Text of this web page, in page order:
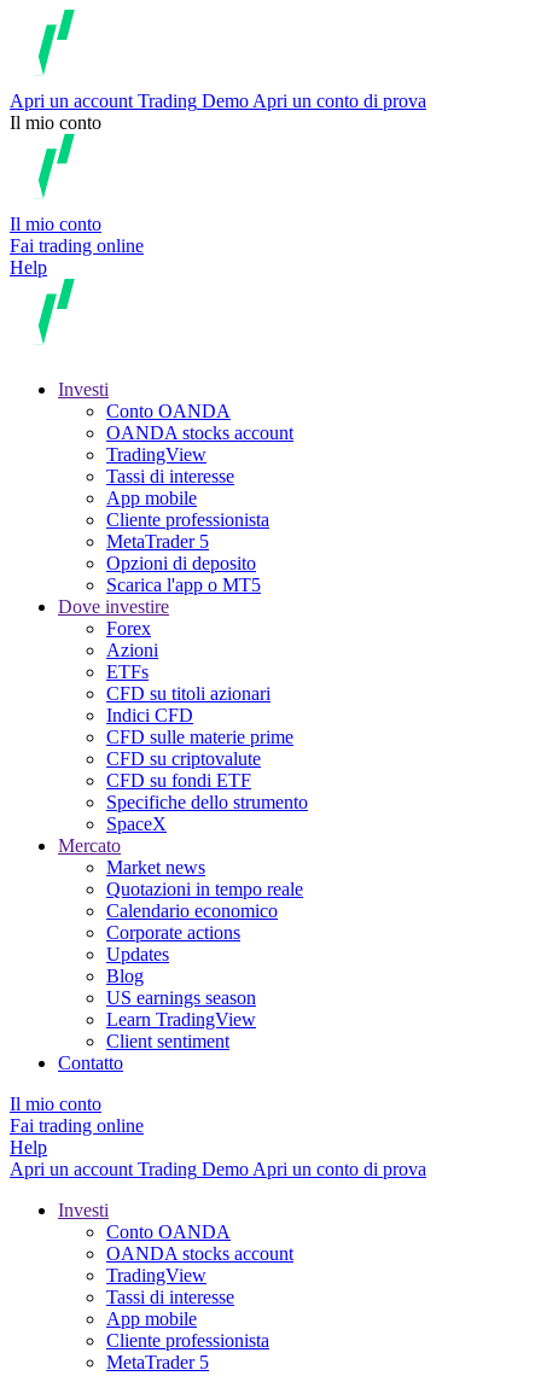
Apri un account Trading Demo Apri un conto di prova
Il mio conto
Il mio conto
Fai trading online
Help
Investi
Conto OANDA
OANDA stocks account
TradingView
Tassi di interesse
App mobile
Cliente professionista
MetaTrader 5
Opzioni di deposito
Scarica l'app o MT5
Dove investire
Forex
Azioni
ETFs
CFD su titoli azionari
Indici CFD
CFD sulle materie prime
CFD su criptovalute
CFD su fondi ETF
Specifiche dello strumento
SpaceX
Mercato
Market news
Quotazioni in tempo reale
Calendario economico
Corporate actions
Updates
Blog
US earnings season
Learn TradingView
Client sentiment
Contatto
Il mio conto
Fai trading online
Help
Apri un account Trading Demo Apri un conto di prova
Investi
Conto OANDA
OANDA stocks account
TradingView
Tassi di interesse
App mobile
Cliente professionista
MetaTrader 5